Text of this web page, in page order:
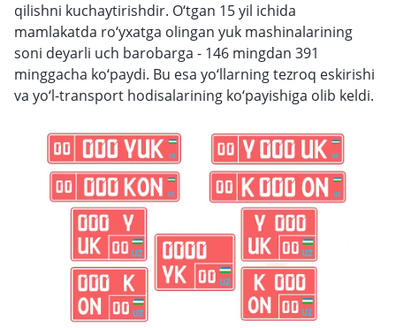
qilishni kuchaytirishdir. O‘tgan 15 yil ichida
mamlakatda ro‘yxatga olingan yuk mashinalarining
soni deyarli uch barobarga - 146 mingdan 391
minggacha ko‘paydi. Bu esa yo‘llarning tezroq eskirishi
va yo‘l-transport hodisalarining ko‘payishiga olib keldi.